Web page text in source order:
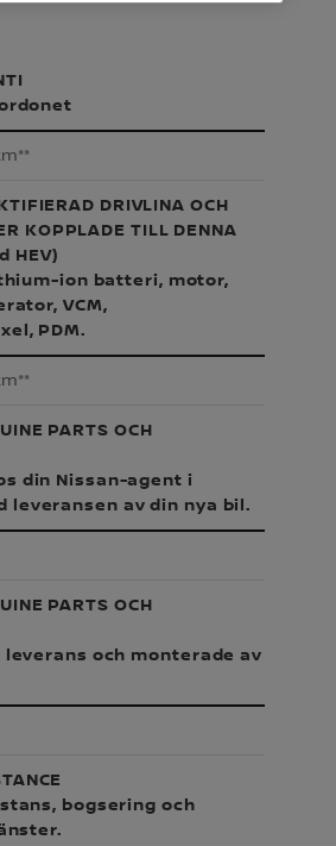
DRIVLINA OCH
KOPPLADE TILL DENNA
HEV)
ion batteri, motor,
VCM,
PDM.
PARTS OCH
din Nissan-agent i
leveransen av din nya bil.
PARTS OCH
och monterade av
bogsering och